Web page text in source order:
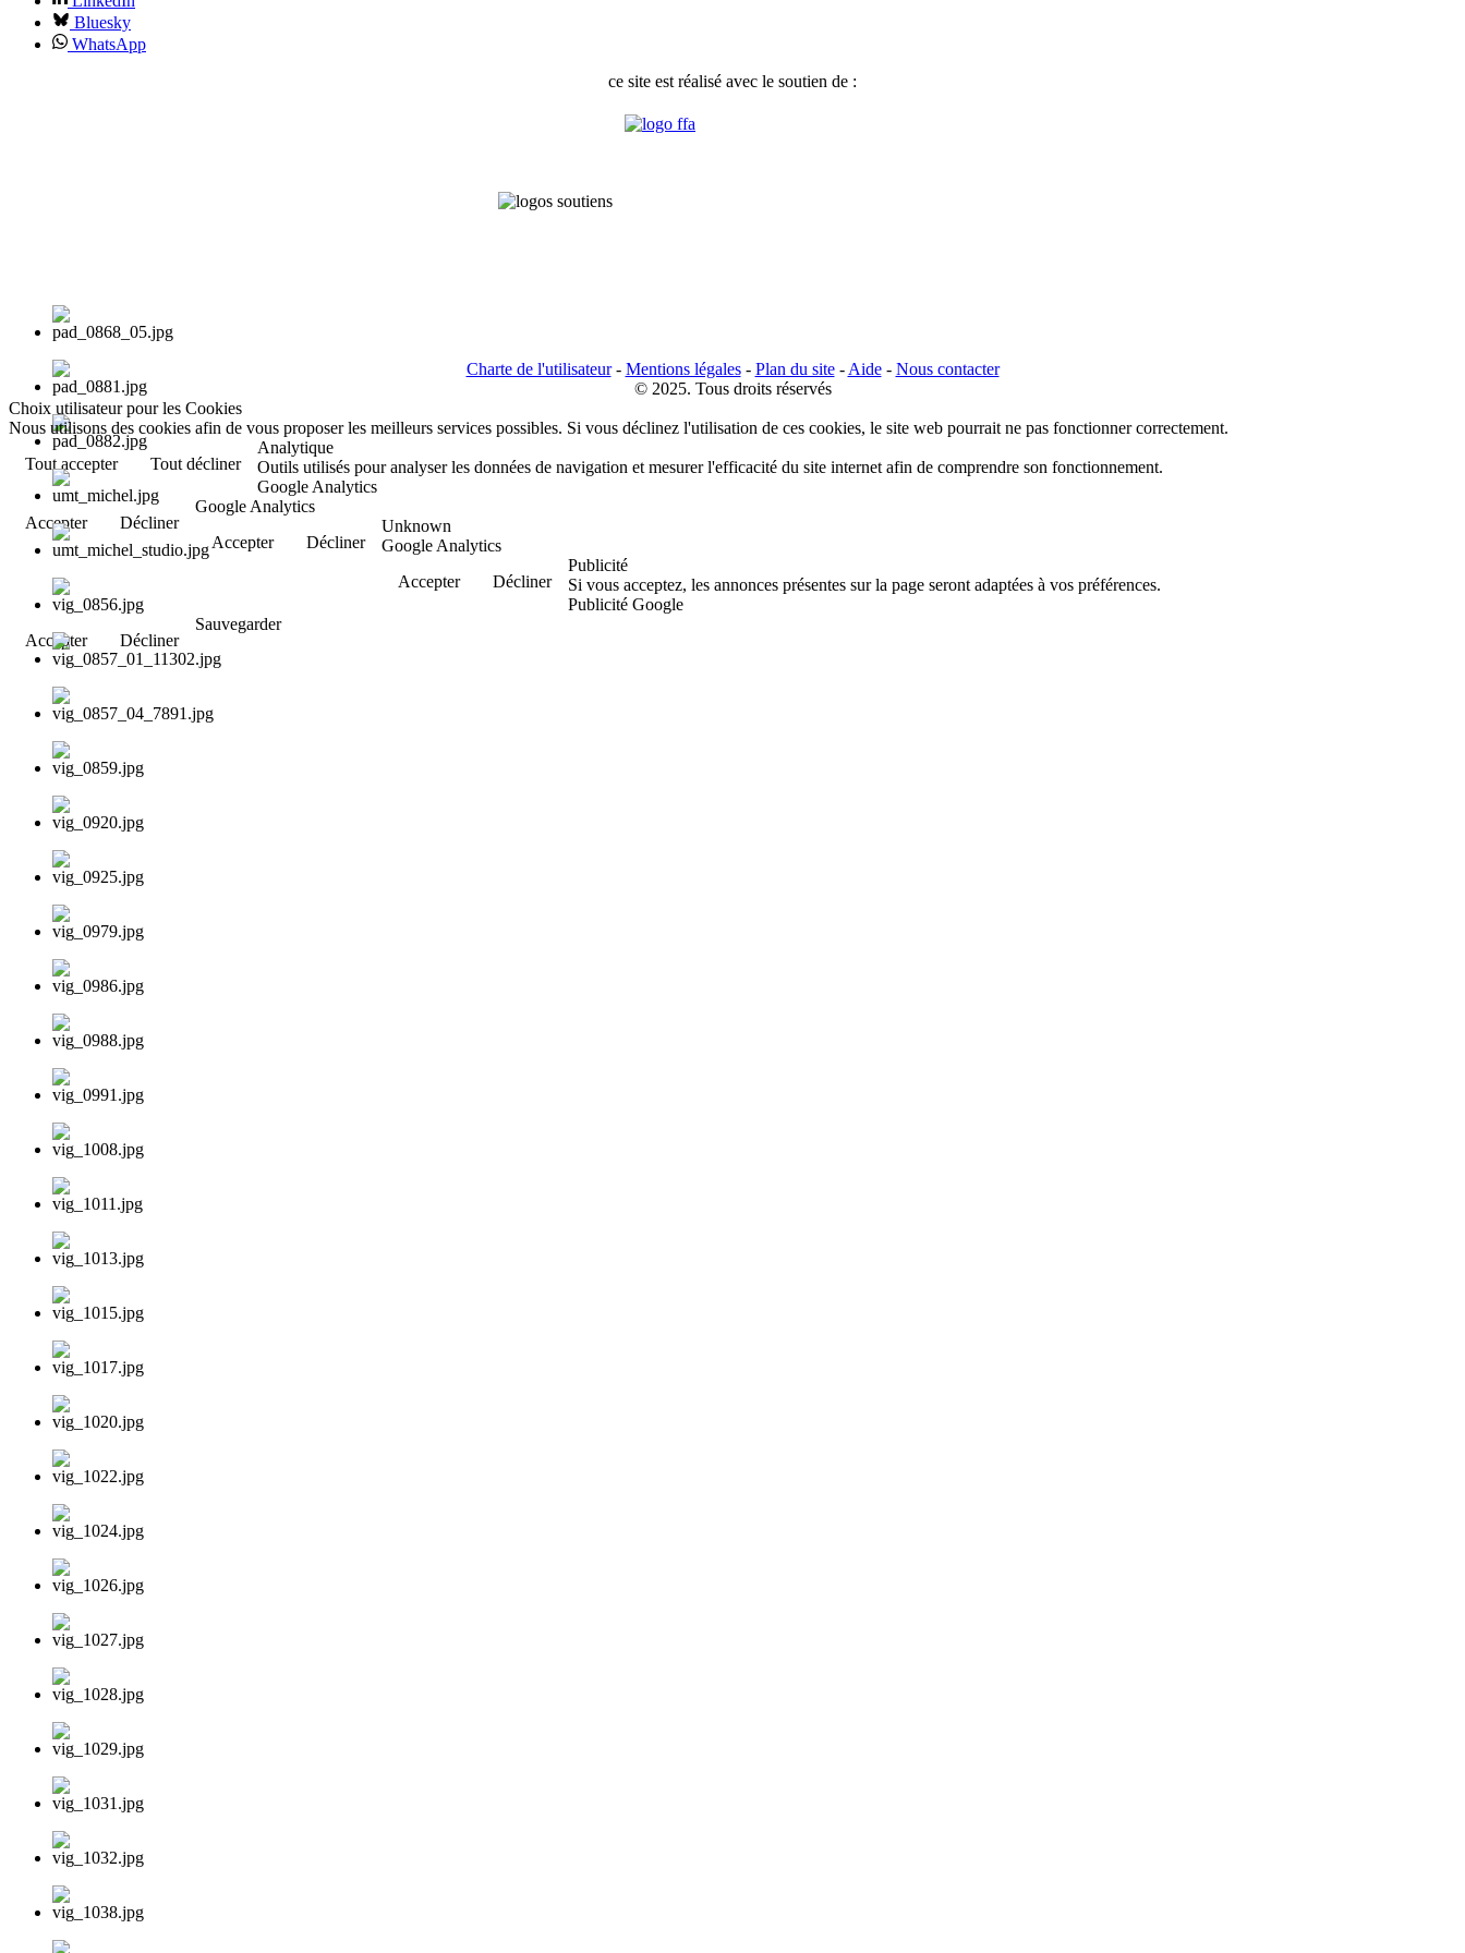
Bluesky
WhatsApp
ce site est réalisé avec le soutien de :
Charte de l'utilisateur- Mentions légales- Plan du site- Aide- Nous contacter
© 2025. Tous droits réservés
Choix utilisateur pour les Cookies
Nous utilisons des cookies afin de vous proposer les meilleurs services possibles. Si vous déclinez l'utilisation de ces cookies, le site web pourrait ne pas fonctionner correctement.
Tout accepter
Tout décliner
Analytique
Outils utilisés pour analyser les données de navigation et mesurer l'efficacité du site internet afin de comprendre son fonctionnement.
Google Analytics
Accepter
Décliner
Google Analytics
Accepter
Décliner
Unknown
Google Analytics
Accepter
Décliner
Publicité
Si vous acceptez, les annonces présentes sur la page seront adaptées à vos préférences.
Publicité Google
Accepter
Décliner
Sauvegarder